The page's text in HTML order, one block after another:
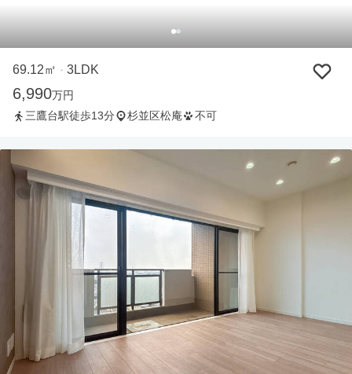
69.12㎡ ・ 3LDK
6,990万円
三鷹台駅徒歩13分
杉並区松庵 不可